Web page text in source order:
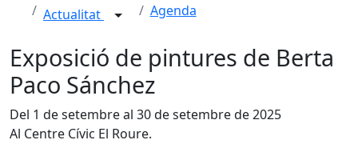
Actualitat Agenda
Exposició de pintures de Berta
Paco Sánchez
Del 1 de setembre al 30 de setembre de 2025
Al Centre Cívic El Roure.